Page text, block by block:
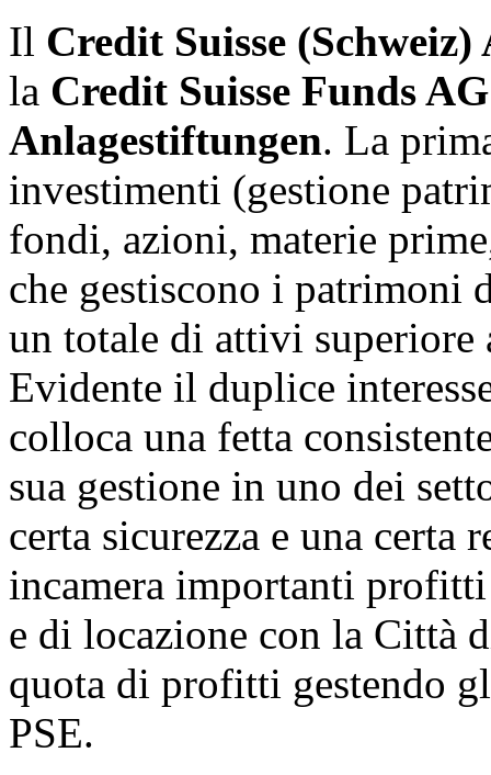
Il Credit Suisse (Schweiz)
la Credit Suisse Funds AG
Anlagestiftungen. La
investimenti (gestione
fondi, azioni, materie
che gestiscono i patrimoni
un totale di attivi
Evidente il duplice
colloca una fetta
sua gestione in uno dei
certa sicurezza e una certa
incamera importanti
e di locazione con la Città
quota di profitti gestendo
PSE.